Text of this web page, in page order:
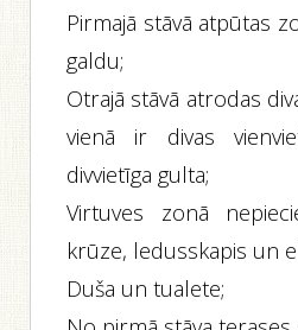
Pirmajā stāvā atpūtas
galdu;
Otrajā stāvā atrodas
vienā ir divas
divvietīga gulta;
Virtuves zonā
krūze, ledusskapis un
Duša un tualete;